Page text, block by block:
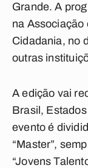
Grande. A
na Associação
Cidadania, no
outras
A edição vai
Brasil,
evento é
“Master”,
“Jovens